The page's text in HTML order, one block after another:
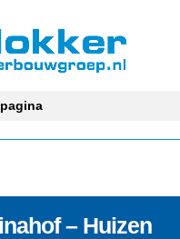
– Huizen